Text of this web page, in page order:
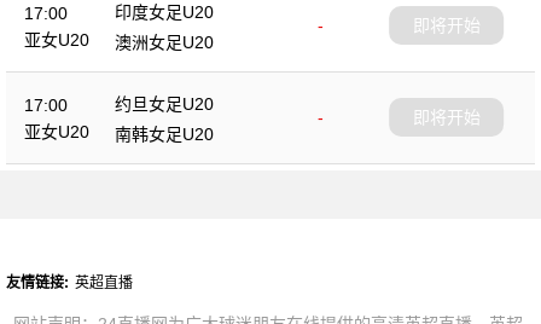
17:00
亚女U20
印度女足U20
-
澳洲女足U20
即将开始
17:00
亚女U20
约旦女足U20
-
南韩女足U20
即将开始
友情链接: 英超直播